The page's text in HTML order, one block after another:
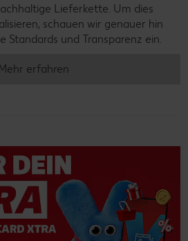
Lieferkette. Um dies
schauen wir genauer hin
Standards und Transparenz ein.
Mehr erfahren